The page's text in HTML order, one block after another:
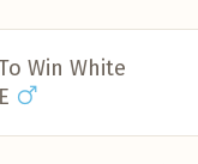
Win White